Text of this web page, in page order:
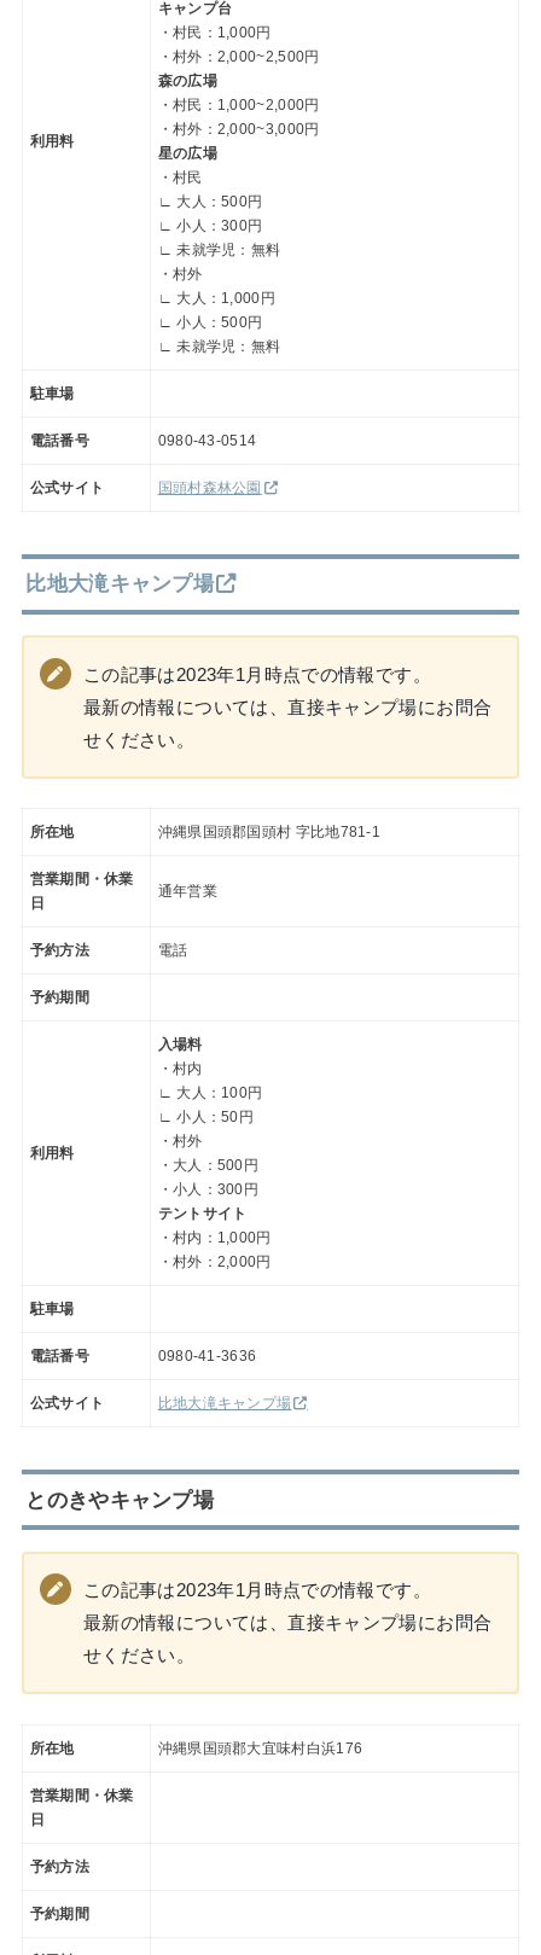
利用料
キャンプ台
・村民：1,000円
・村外：2,000~2,500円
森の広場
・村民：1,000~2,000円
・村外：2,000~3,000円
星の広場
・村民
∟ 大人：500円
∟ 小人：300円
∟ 未就学児：無料
・村外
∟ 大人：1,000円
∟ 小人：500円
∟ 未就学児：無料
駐車場
電話番号 0980-43-0514
公式サイト 国頭村森林公園
比地大滝キャンプ場
この記事は2023年1月時点での情報です。
最新の情報については、直接キャンプ場にお問合
せください。
所在地 沖縄県国頭郡国頭村 字比地781-1
営業期間・休業
日
通年営業
予約方法 電話
予約期間
利用料
入場料
・村内
∟ 大人：100円
∟ 小人：50円
・村外
・大人：500円
・小人：300円
テントサイト
・村内：1,000円
・村外：2,000円
駐車場
電話番号 0980-41-3636
公式サイト 比地大滝キャンプ場
とのきやキャンプ場
この記事は2023年1月時点での情報です。
最新の情報については、直接キャンプ場にお問合
せください。
所在地 沖縄県国頭郡大宜味村白浜176
営業期間・休業
日
予約方法
予約期間